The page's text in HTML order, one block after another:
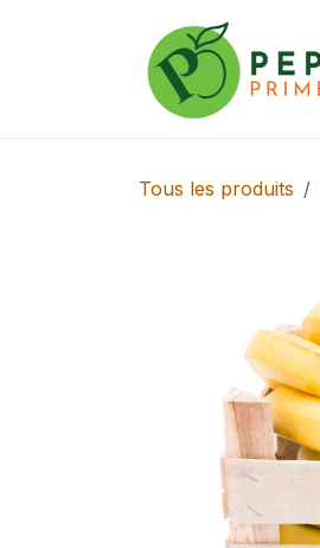
Tous les produits